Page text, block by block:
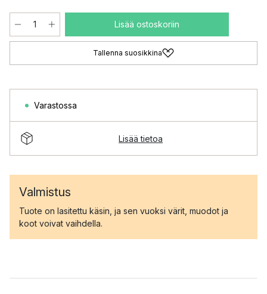
Lisää ostoskoriin
Tallenna suosikkina
Varastossa
Lisää tietoa
Valmistus
Tuote on lasitettu käsin, ja sen vuoksi värit, muodot ja
koot voivat vaihdella.